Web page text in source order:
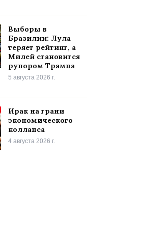
Выборы в
Бразилии: Лула
теряет рейтинг, а
Милей становится
рупором Трампа
5 августа 2026 г.
Ирак на грани
экономического
коллапса
4 августа 2026 г.